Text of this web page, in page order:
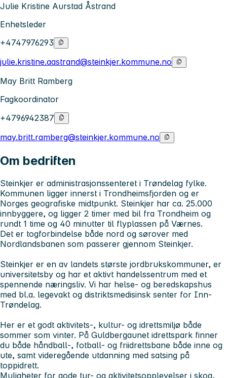
Julie Kristine Aurstad Åstrand
Enhetsleder
+4747976293
julie.kristine.aastrand@steinkjer.kommune.no
May Britt Ramberg
Fagkoordinator
+4796942387
may.britt.ramberg@steinkjer.kommune.no
Om bedriften
Steinkjer er administrasjonssenteret i Trøndelag fylke.
Kommunen ligger innerst i Trondheimsfjorden og er
Norges geografiske midtpunkt. Steinkjer har ca. 25.000
innbyggere, og ligger 2 timer med bil fra Trondheim og
rundt 1 time og 40 minutter til flyplassen på Værnes.
Det er togforbindelse både nord og sørover med
Nordlandsbanen som passerer gjennom Steinkjer.
Steinkjer er en av landets største jordbrukskommuner, er
universitetsby og har et aktivt handelssentrum med et
spennende næringsliv. Vi har helse- og beredskapshus
med bl.a. legevakt og distriktsmedisinsk senter for Inn-
Trøndelag.
Her er et godt aktivitets-, kultur- og idrettsmiljø både
sommer som vinter. På Guldbergaunet idrettspark finner
du både håndball-, fotball- og friidrettsbane både inne og
ute, samt videregående utdanning med satsing på
toppidrett.
Muligheter for gode tur- og aktivitetsopplevelser i skog,